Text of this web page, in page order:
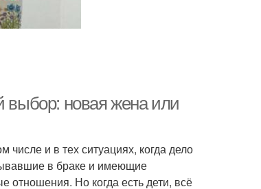
выбор: новая жена или
и в тех ситуациях, когда дело
в браке и имеющие
отношения. Но когда есть дети, всё